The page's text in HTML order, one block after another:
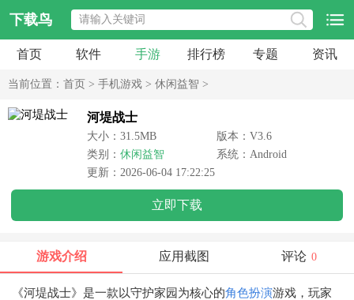
下载鸟
首页 软件 手游 排行榜 专题 资讯
当前位置： 首页 > 手机游戏 > 休闲益智 >
河堤战士
大小：31.5MB
版本：V3.6
类别： 休闲益智
系统：Android
更新：2026-06-04 17:22:25
立即下载
游戏介绍 应用截图 评论 0
《河堤战士》是一款以守护家园为核心的角色扮演游戏，玩家